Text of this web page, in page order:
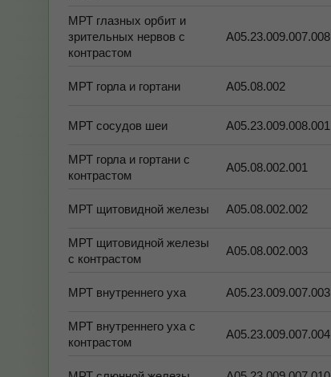
МРТ глазных орбит и
зрительных нервов с
контрастом
А05.23.009.007.008
МРТ горла и гортани А05.08.002
МРТ сосудов шеи А05.23.009.008.001
МРТ горла и гортани с
контрастом
А05.08.002.001
МРТ щитовидной железы А05.08.002.002
МРТ щитовидной железы
с контрастом
А05.08.002.003
МРТ внутреннего уха А05.23.009.007.003
МРТ внутреннего уха с
контрастом
А05.23.009.007.004